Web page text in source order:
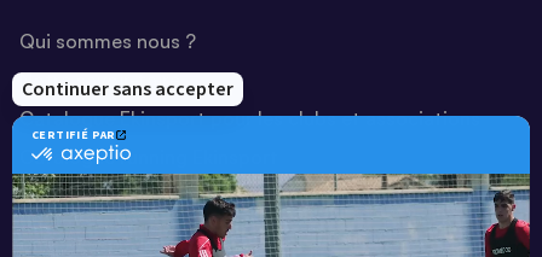
Qui sommes nous ?
Notre savoir-faire
Catalogue Ekinsport pour les clubs et associations
Catalogue running Ekinsport
Blog
Une société de :